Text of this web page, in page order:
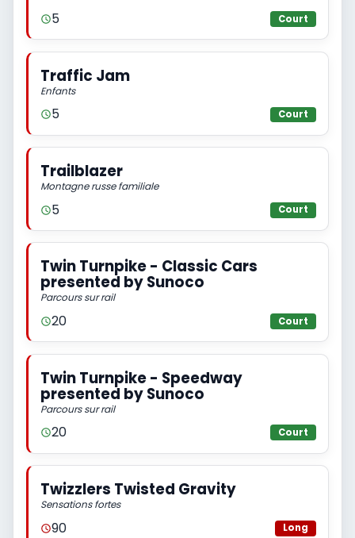
5 Court
Traffic Jam
Enfants
5 Court
Trailblazer
Montagne russe familiale
5 Court
Twin Turnpike - Classic Cars
presented by Sunoco
Parcours sur rail
20 Court
Twin Turnpike - Speedway
presented by Sunoco
Parcours sur rail
20 Court
Twizzlers Twisted Gravity
Sensations fortes
90 Long